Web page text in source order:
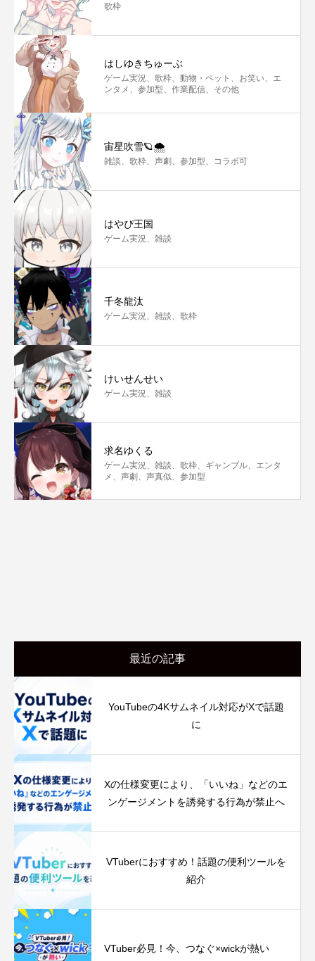
歌枠
はしゆきちゅーぶ
ゲーム実況、歌枠、動物・ペット、お笑い、エ
ンタメ、参加型、作業配信、その他
宙星吹雪🪐🌨
雑談、歌枠、声劇、参加型、コラボ可
はやぴ王国
ゲーム実況、雑談
千冬龍汰
ゲーム実況、雑談、歌枠
けいせんせい
ゲーム実況、雑談
求名ゆくる
ゲーム実況、雑談、歌枠、ギャンブル、エンタ
メ、声劇、声真似、参加型
最近の記事
YouTubeの4Kサムネイル対応がXで話題
に
Xの仕様変更により、「いいね」などのエ
ンゲージメントを誘発する行為が禁止へ
VTuberにおすすめ！話題の便利ツールを
紹介
VTuber必見！今、つなぐ‪×‬wickが熱い